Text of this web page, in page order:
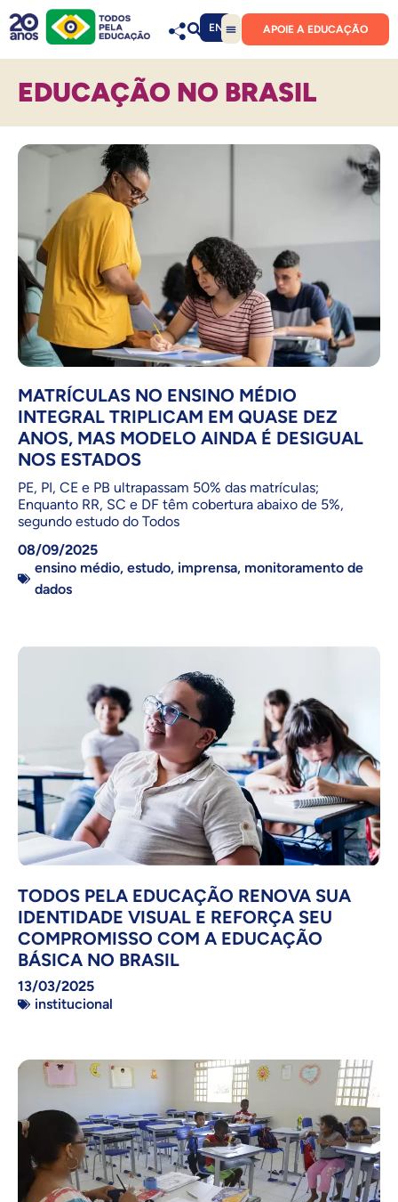
EN APOIE A EDUCAÇÃO
EDUCAÇÃO NO BRASIL
MATRÍCULAS NO ENSINO MÉDIO
INTEGRAL TRIPLICAM EM QUASE DEZ
ANOS, MAS MODELO AINDA É DESIGUAL
NOS ESTADOS
PE, PI, CE e PB ultrapassam 50% das matrículas;
Enquanto RR, SC e DF têm cobertura abaixo de 5%,
segundo estudo do Todos
08/09/2025
ensino médio, estudo, imprensa, monitoramento de
dados
TODOS PELA EDUCAÇÃO RENOVA SUA
IDENTIDADE VISUAL E REFORÇA SEU
COMPROMISSO COM A EDUCAÇÃO
BÁSICA NO BRASIL
13/03/2025
institucional